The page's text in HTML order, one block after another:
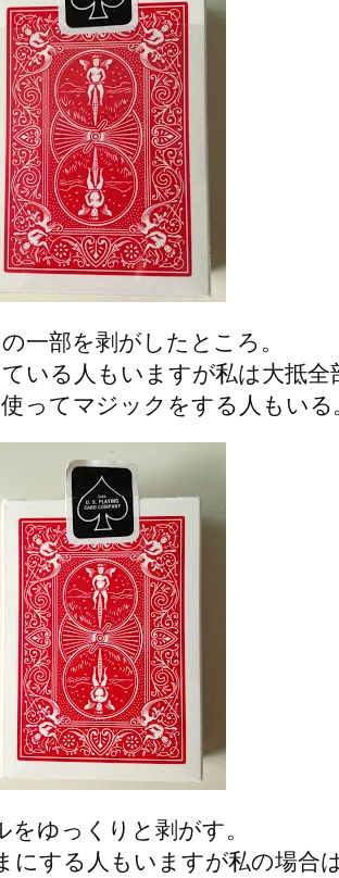
一部を剥がしたところ。
いる人もいますが私は大抵全
ってマジックをする人もいる。
をゆっくりと剥がす。
する人もいますが私の場合